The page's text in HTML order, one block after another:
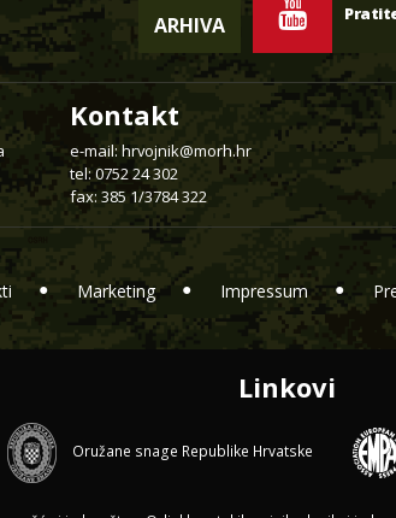
ARHIVA
Kontakt
e-mail: hrvojnik@morh.hr
tel: 0752 24 302
fax: 385 1/3784 322
Marketing Impressum
Linkovi
Oružane snage Republike Hrvatske